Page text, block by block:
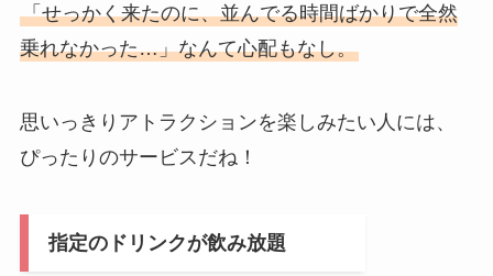
「せっかく来たのに、並んでる時間ばかりで全然
乗れなかった…」なんて心配もなし。
思いっきりアトラクションを楽しみたい人には、
ぴったりのサービスだね！
指定のドリンクが飲み放題